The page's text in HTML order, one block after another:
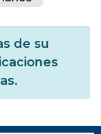
de su